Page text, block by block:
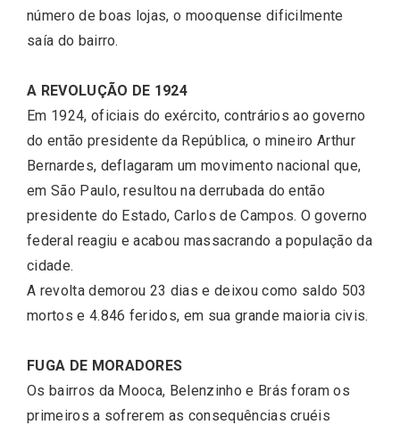
número de boas lojas, o mooquense dificilmente
saía do bairro.
A REVOLUÇÃO DE 1924
Em 1924, oficiais do exército, contrários ao governo
do então presidente da República, o mineiro Arthur
Bernardes, deflagaram um movimento nacional que,
em São Paulo, resultou na derrubada do então
presidente do Estado, Carlos de Campos. O governo
federal reagiu e acabou massacrando a população da
cidade.
A revolta demorou 23 dias e deixou como saldo 503
mortos e 4.846 feridos, em sua grande maioria civis.
FUGA DE MORADORES
Os bairros da Mooca, Belenzinho e Brás foram os
primeiros a sofrerem as consequências cruéis